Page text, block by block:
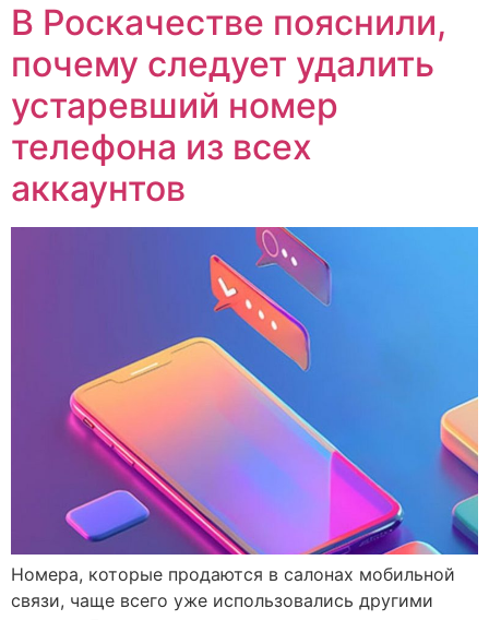
В Роскачестве пояснили,
почему следует удалить
устаревший номер
телефона из всех
аккаунтов
Номера, которые продаются в салонах мобильной
связи, чаще всего уже использовались другими